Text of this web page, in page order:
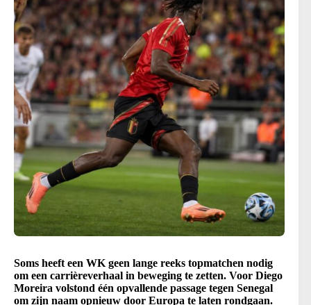
Soms heeft een WK geen lange reeks topmatchen nodig
om een carrièreverhaal in beweging te zetten. Voor Diego
Moreira volstond één opvallende passage tegen Senegal
om zijn naam opnieuw door Europa te laten rondgaan.